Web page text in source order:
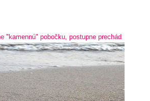
pobočku, postupne prechádzame na